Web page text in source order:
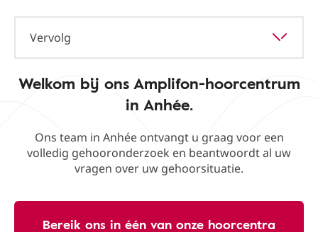
Vervolg
Welkom bij ons Amplifon-hoorcentrum
in Anhée.
Ons team in Anhée ontvangt u graag voor een
volledig gehooronderzoek en beantwoordt al uw
vragen over uw gehoorsituatie.
Bereik ons ​​in één van onze hoorcentra